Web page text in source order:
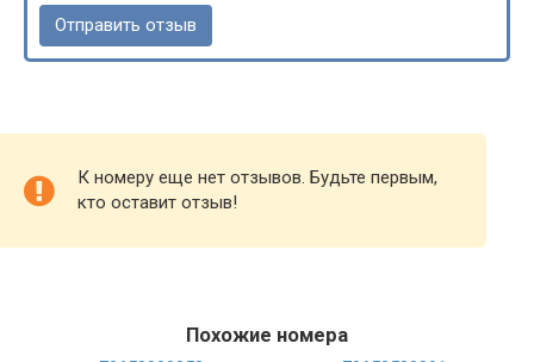
К номеру еще нет отзывов. Будьте первым,
кто оставит отзыв!
Похожие номера